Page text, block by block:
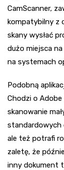
CamScanner,
kompatybilny z
skany wysłać
dużo miejsca
na systemach
Podobną
Chodzi o
skanowanie
standardowych
ale też potrafi
zaletę, że
inny dokument